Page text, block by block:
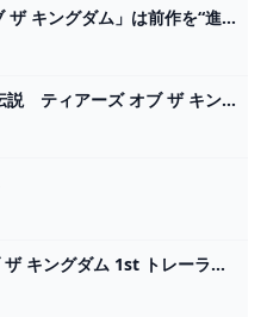
「ゼルダの伝説 ティアーズ オブ ザ キングダム」は前作を“進化”させ、さらなる高みへと押し上げている：ゲームレビュー WIRED.jp
任天堂 HACPAXN7A ゼルダの伝説 ティアーズ オブ ザ キングダム 【Switch】 エディオン公式通販
ゼルダの伝説 ティアーズ オブ ザ キングダム 1st トレーラー - YouTube